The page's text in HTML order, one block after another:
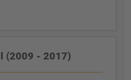
(2009 - 2017)